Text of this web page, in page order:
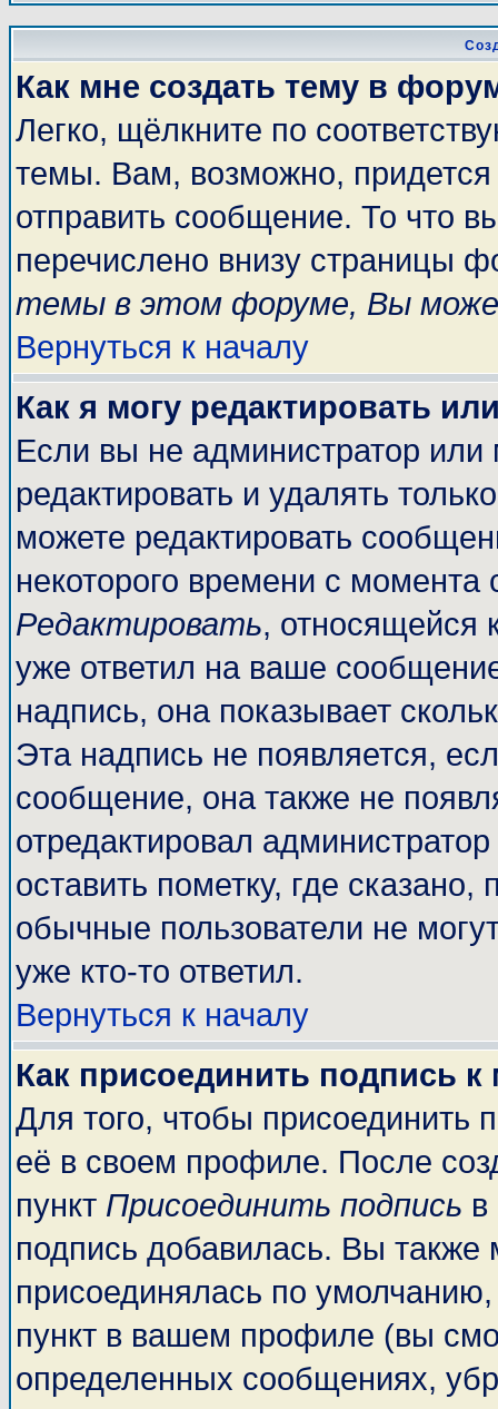
Как мне создать тему в
Легко, щёлкните по
темы. Вам, возможно, придется
отправить сообщение. То что
перечислено внизу страницы
темы в этом форуме, Вы
Вернуться к началу
Как я могу редактировать
Если вы не администратор
редактировать и удалять
можете редактировать
некоторого времени с
Редактировать, относящейся
уже ответил на ваше
надпись, она показывает
Эта надпись не появляется,
сообщение, она также не
отредактировал
оставить пометку, где
обычные пользователи не
уже кто-то ответил.
Вернуться к началу
Как присоединить подпись
Для того, чтобы присоединить
её в своем профиле. После
пункт Присоединить подпись
подпись добавилась. Вы также
присоединялась по
пункт в вашем профиле (вы
определенных сообщениях,